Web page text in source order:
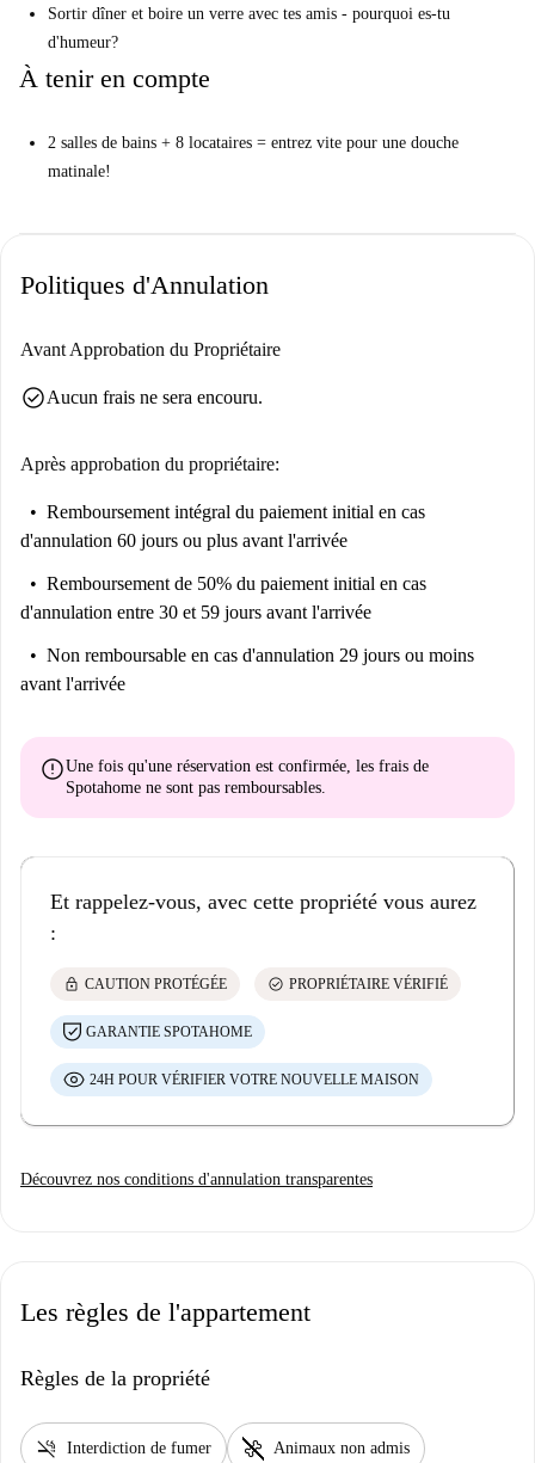
Sortir dîner et boire un verre avec tes amis - pourquoi es-tu
d'humeur?
À tenir en compte
2 salles de bains + 8 locataires = entrez vite pour une douche
matinale!
Politiques d'Annulation
Avant Approbation du Propriétaire
check_circleAucun frais ne sera encouru.
Après approbation du propriétaire:
Remboursement intégral du paiement initial en cas
d'annulation 60 jours ou plus avant l'arrivée
Remboursement de 50% du paiement initial en cas
d'annulation entre 30 et 59 jours avant l'arrivée
Non remboursable en cas d'annulation 29 jours ou moins
avant l'arrivée
errorUne fois qu'une réservation est confirmée, les frais de
Spotahome ne sont pas remboursables
Et rappelez-vous, avec cette propriété vous aurez
:
lock CAUTION PROTÉGÉE check_circle PROPRIÉTAIRE VÉRIFIÉ
GARANTIE SPOTAHOME
24H POUR VÉRIFIER VOTRE NOUVELLE MAISON
Découvrez nos conditions d'annulation transparentes
Les règles de l'appartement
Règles de la propriété
smoke_free Interdiction de fumer pet_supplies Animaux non admis